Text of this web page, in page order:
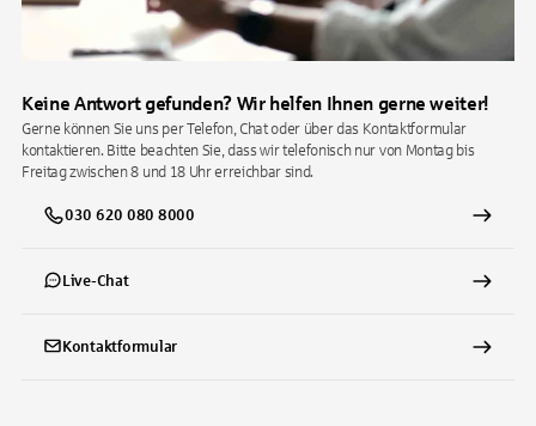
Keine Antwort gefunden? Wir helfen Ihnen gerne weiter!
Gerne können Sie uns per Telefon, Chat oder über das Kontaktformular
kontaktieren. Bitte beachten Sie, dass wir telefonisch nur von Montag bis
Freitag zwischen 8 und 18 Uhr erreichbar sind.
030 620 080 8000
Live-Chat
Kontaktformular